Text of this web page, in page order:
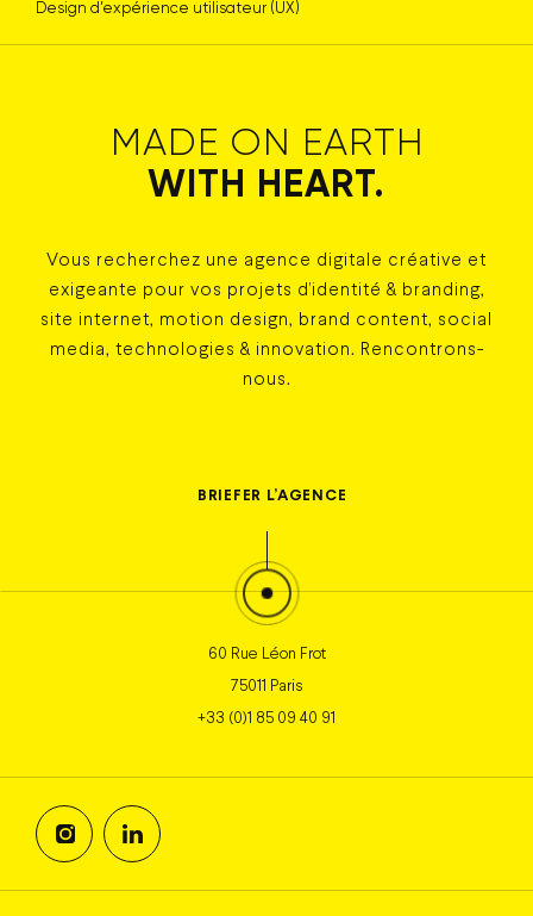
Design d’expérience utilisateur (UX)
MADE ON EARTH
WITH HEART.
Vous recherchez une agence digitale créative et
exigeante pour vos projets d’identité & branding,
site internet, motion design, brand content, social
media, technologies & innovation. Rencontrons-
nous.
BRIEFER L’AGENCE
60 Rue Léon Frot
75011 Paris
+33 (0)1 85 09 40 91